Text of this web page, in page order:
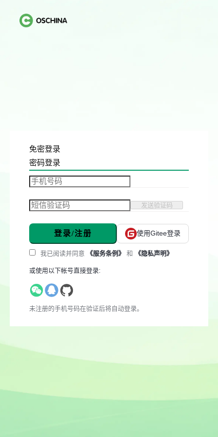
免密登录
密码登录
发送验证码
登录/注册 使用Gitee登录
我已阅读并同意 《服务条例》 和 《隐私声明》
或使用以下帐号直接登录:
未注册的手机号码在验证后将自动登录。